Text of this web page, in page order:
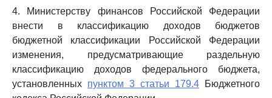
4. Министерству финансов Российской Федерации
внести в классификацию доходов бюджетов
бюджетной классификации Российской Федерации
изменения, предусматривающие раздельную
классификацию доходов федерального бюджета,
установленных пунктом 3 статьи 179.4 Бюджетного